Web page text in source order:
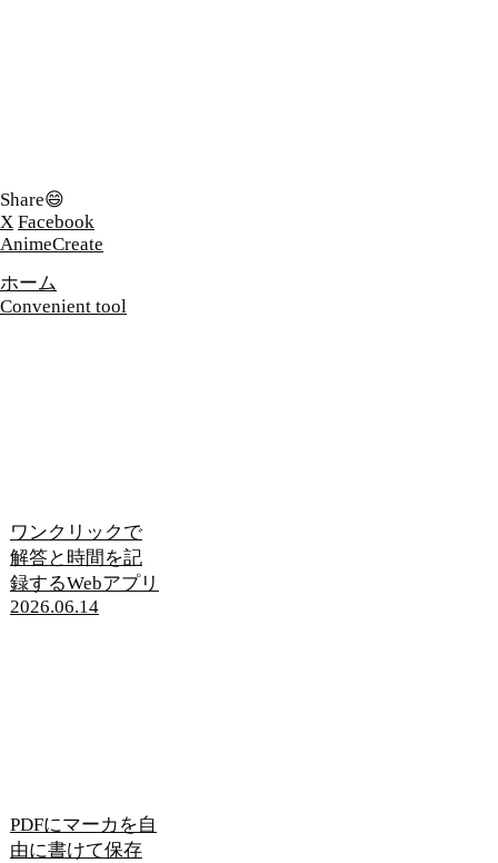
Share😄
X Facebook
AnimeCreate
ホーム
Convenient tool
ワンクリックで
解答と時間を記
録するWebアプリ
2026.06.14
PDFにマーカを自
由に書けて保存